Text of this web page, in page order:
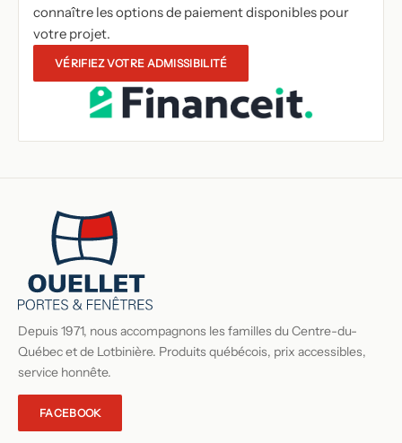
connaître les options de paiement disponibles pour
votre projet.
VÉRIFIEZ VOTRE ADMISSIBILITÉ
Depuis 1971, nous accompagnons les familles du Centre-du-
Québec et de Lotbinière. Produits québécois, prix accessibles,
service honnête.
FACEBOOK